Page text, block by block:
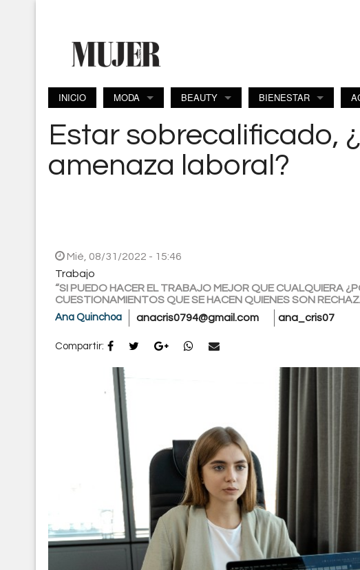
INICIO MODA BEAUTY BIENESTAR
Estar sobrecalificado,
amenaza laboral?
Mié, 08/31/2022 - 15:46
Trabajo
“SI PUEDO HACER EL TRABAJO MEJOR QUE CUALQUIERA
CUESTIONAMIENTOS QUE SE HACEN QUIENES SON
Ana Quinchoa anacris0794@gmail.com ana_cris07
Compartir: